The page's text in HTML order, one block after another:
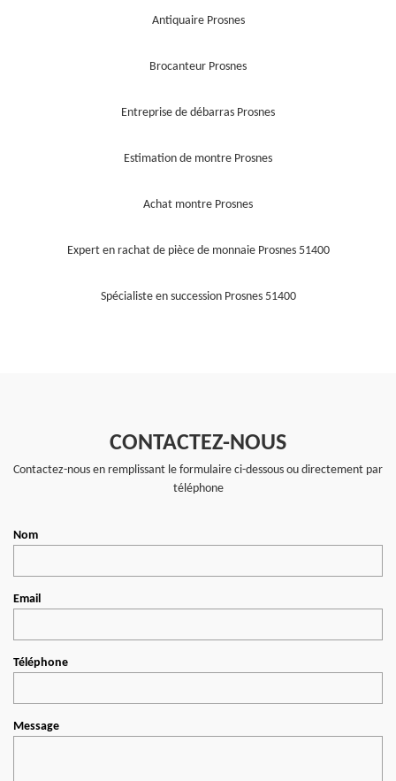
Antiquaire Prosnes
Brocanteur Prosnes
Entreprise de débarras Prosnes
Estimation de montre Prosnes
Achat montre Prosnes
Expert en rachat de pièce de monnaie Prosnes 51400
Spécialiste en succession Prosnes 51400
CONTACTEZ-NOUS
Contactez-nous en remplissant le formulaire ci-dessous ou directement par
téléphone
Nom
Email
Téléphone
Message